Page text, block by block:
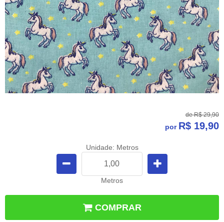
de R$ 29,90
por R$ 19,90
Unidade: Metros
Metros
COMPRAR